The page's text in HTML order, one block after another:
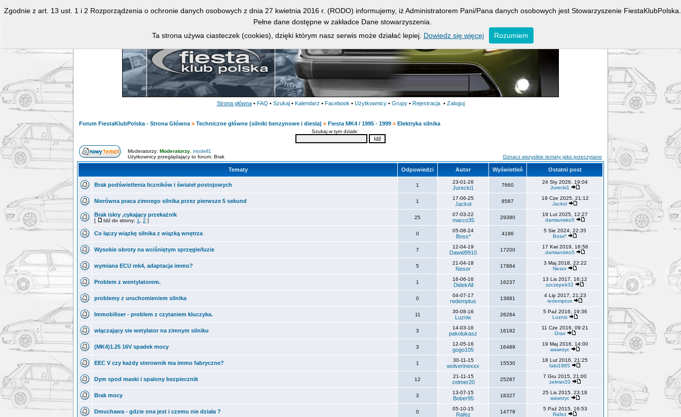
Strona główna • FAQ • Szukaj • Kalendarz • Facebook • Użytkownicy • Grupy • Rejestracja • Zaloguj
Forum FiestaKlubPolska - Strona Główna » Techniczne główne (silniki benzynowe i diesla) » Fiesta MK4 / 1995 - 1999 » Elektryka silnika
Szukaj w tym dziale:
Moderatorzy: Moderatorzy modell1
Użytkownicy przeglądający to forum: Brak
Oznacz wszystkie tematy jako przeczytane
Tematy Odpowiedzi Autor Wyświetleń Ostatni post
Brak podświetlenia liczników i świateł postojowych 1
23-01-26
Jurecki1 7660
24 Sty 2026, 19:04
Jurecki1
Nierówna praca zimnego silnika przez pierwsze 5 sekund 1
17-06-25
Jackol 8587
19 Cze 2025, 21:12
Jackol
Brak iskry ,cykający przekażnik
[ Idź do strony: 1 2 ]
25
07-03-22
marco35 29380
19 Lut 2025, 12:27
damianisko5
Co łączy wiązkę silnika z wiązką wnętrza 0
05-08-24
Boss* 4186
5 Sie 2024, 22:35
Boss*
Wysokie obroty na wciśniętym sprzęgle/luzie 7
12-04-19
Dawid9910 17200
17 Kwi 2019, 16:56
damianisko5
wymiana ECU mk4, adaptacja immo? 5
21-04-18
Nesor 17884
3 Maj 2018, 22:22
Nesor
Problem z wentylatorem. 1
16-06-16
DidekAll 16237
13 Lis 2017, 16:12
szczepek32
problemy z uruchomieniem silnika 0
04-07-17
redemptus 13681
4 Lip 2017, 21:23
redemptus
Immobiliser - problem z czytaniem kluczyka. 11
30-08-16
Luznix 26284
5 Paź 2016, 19:36
Luznix
włączający sie wetylator na zimnym silniku 3
14-03-16
pakolukasz 16192
11 Cze 2016, 09:21
Grax
(MK4)1.25 16V spadek mocy 3
12-05-16
gogo105 16489
19 Maj 2016, 14:00
wawrzyc
EEC V czy każdy sterownik ma immo fabryczne? 1
30-11-15
wolverinexxx 15530
18 Lut 2016, 21:25
fabi1985
Dym spod maski i spalony bezpiecznik 12
21-11-15
zelmer20 25287
7 Gru 2015, 21:00
zelmer20
Brak mocy 3
13-07-15
Bober95 18327
25 Lis 2015, 23:18
wawrzyc
Dmuchawa - gdzie ona jest i czemu nie działa ? 0
05-10-15
Rafez 14779
5 Paź 2015, 16:53
Rafez
Zgodnie z art. 13 ust. 1 i 2 Rozporządzenia o ochronie danych osobowych z dnia 27 kwietnia 2016 r. (RODO) informujemy, iż Administratorem Pani/Pana danych osobowych jest Stowarzyszenie FiestaKlubPolska.
Pełne dane dostępne w zakładce Dane stowarzyszenia.
Ta strona używa ciasteczek (cookies), dzięki którym nasz serwis może działać lepiej. Dowiedz się więcej Rozumiem